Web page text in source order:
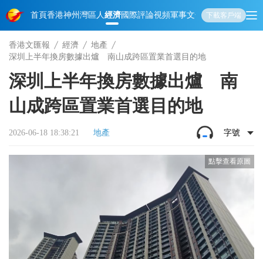
首頁香港神州 灣區人經濟國際評論視頻軍事文化 娛樂生活教育體
下載客戶端
香港文匯報 經濟
地產
深圳上半年換房數據出爐 南山成跨區置業首選目的地
深圳上半年換房數據出爐 南
山成跨區置業首選目的地
2026-06-18 18:38:21 地產 字號